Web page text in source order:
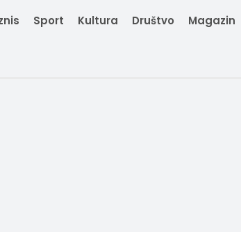
Sport Kultura Društvo Magazin